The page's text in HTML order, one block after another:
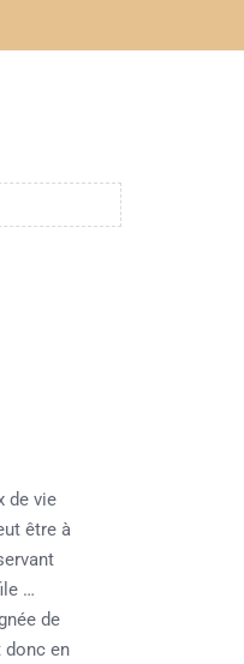
de vie
être à
…
de
donc en